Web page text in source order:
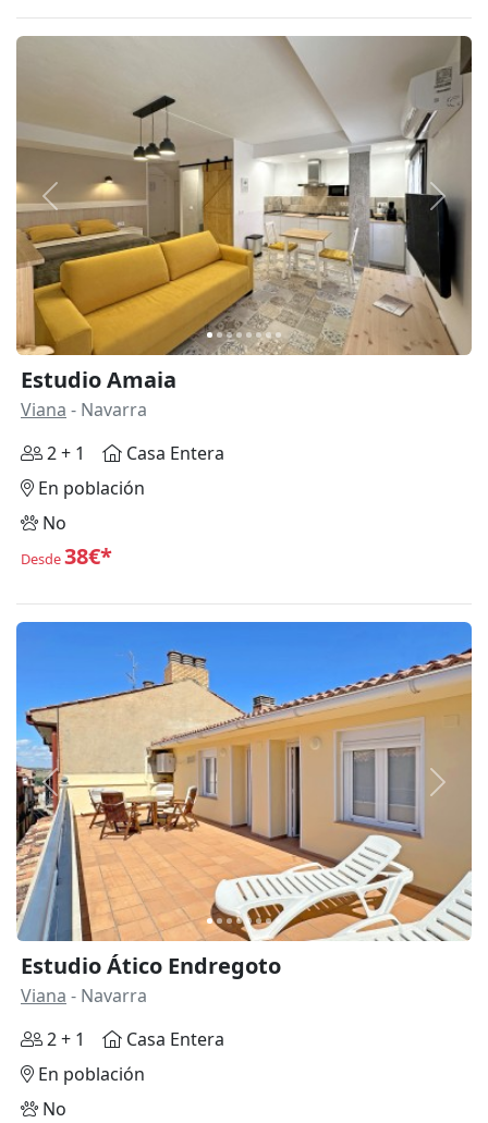
Anterior
Estudio Amaia
Viana - Navarra
2 + 1
Casa Entera
En población
No
Desde38€*
Anterior
Estudio Ático Endregoto
Viana - Navarra
2 + 1
Casa Entera
En población
No